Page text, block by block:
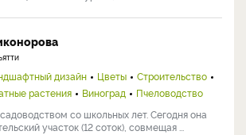
дизайн Цветы
Строительство
растения Виноград
Пчеловодство
со школьных лет. Сегодня она
участок (12 соток), совмещая ...